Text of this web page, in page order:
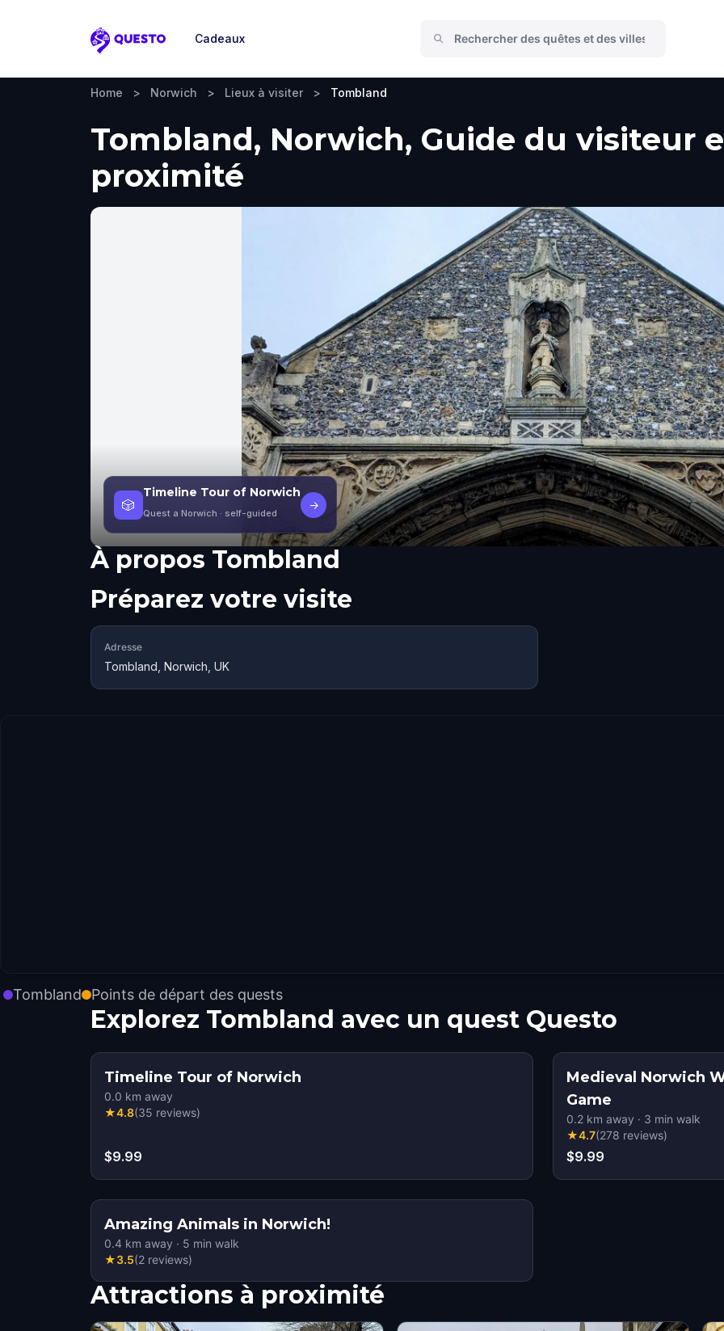
Questo
Cadeaux
Home > Norwich > Lieux à visiter > Tombland
Tombland, Norwich, Guide du visiteur
proximité
🎲
Timeline Tour of Norwich
Quest a Norwich · self-guided
→
À propos Tombland
Préparez votre visite
Adresse
Tombland, Norwich, UK
Tombland Points de départ des quests
Explorez Tombland avec un quest Questo
Timeline Tour of Norwich
0.0 km away
★4.8(35 reviews)
$9.99
Medieval Norwich
Game
0.2 km away · 3 min walk
★4.7(278 reviews)
$9.99
Amazing Animals in Norwich!
0.4 km away · 5 min walk
★3.5(2 reviews)
Attractions à proximité